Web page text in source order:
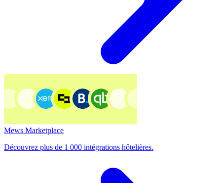
Mews Marketplace
Découvrez plus de 1 000 intégrations hôtelières.